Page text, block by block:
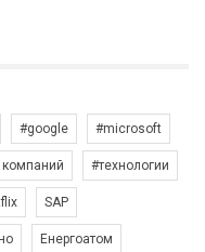
#google #microsoft
компаний #технологии
SAP
Енергоатом